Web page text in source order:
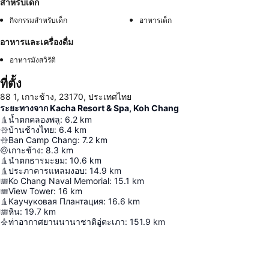
สำหรับเด็ก
กิจกรรมสำหรับเด็ก อาหารเด็ก
อาหารและเครื่องดื่ม
อาหารมังสวิรัติ
ที่ตั้ง
88 1, เกาะช้าง, 23170, ประเทศไทย
ระยะทางจาก Kacha Resort & Spa, Koh Chang
น้ำตกคลองพลู: 6.2 km
บ้านช้างไทย: 6.4 km
Ban Camp Chang: 7.2 km
เกาะช้าง: 8.3 km
นำตกธารมะยม: 10.6 km
ประภาคารแหลมงอบ: 14.9 km
Ko Chang Naval Memorial: 15.1 km
View Tower: 16 km
Каучуковая Плантация: 16.6 km
หิน: 19.7 km
ท่าอากาศยานนานาชาติอู่ตะเภา: 151.9 km